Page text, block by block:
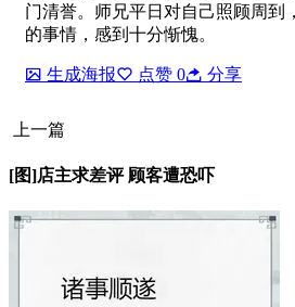
门清誉。师兄平日对自己照顾周到
的事情，感到十分惭愧。
生成海报 点赞 0 分享
上一篇
[图]店主求差评 顾客遭恐吓